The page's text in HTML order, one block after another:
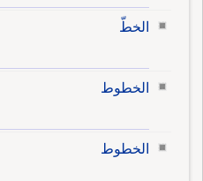
الخطّ
الخطوط
الخطوط